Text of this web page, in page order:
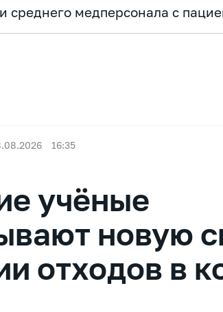
среднего медперсонала с
16:35
учёные
новую
отходов в